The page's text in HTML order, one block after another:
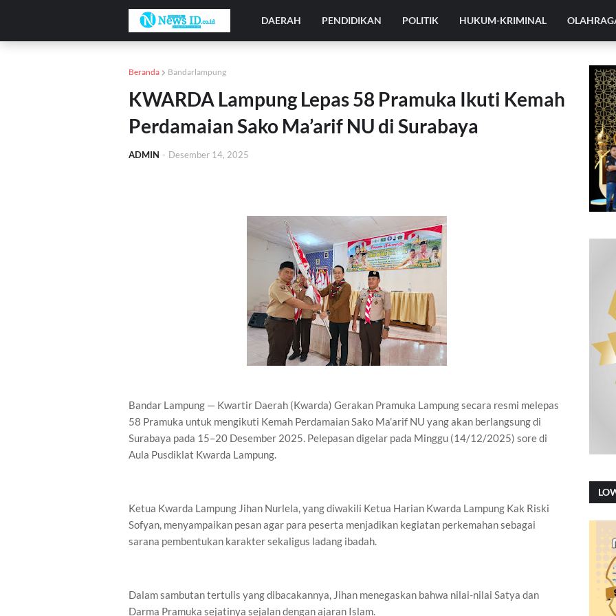
DAERAH PENDIDIKAN POLITIK HUKUM-KRIMINAL
Beranda Bandarlampung
KWARDA Lampung Lepas 58 Pramuka Ikuti Kemah
Perdamaian Sako Ma’arif NU di Surabaya
ADMIN - Desember 14, 2025
Bandar Lampung — Kwartir Daerah (Kwarda) Gerakan Pramuka Lampung secara resmi melepas
58 Pramuka untuk mengikuti Kemah Perdamaian Sako Ma’arif NU yang akan berlangsung di
Surabaya pada 15–20 Desember 2025. Pelepasan digelar pada Minggu (14/12/2025) sore di
Aula Pusdiklat Kwarda Lampung.
Ketua Kwarda Lampung Jihan Nurlela, yang diwakili Ketua Harian Kwarda Lampung Kak Riski
Sofyan, menyampaikan pesan agar para peserta menjadikan kegiatan perkemahan sebagai
sarana pembentukan karakter sekaligus ladang ibadah.
Dalam sambutan tertulis yang dibacakannya, Jihan menegaskan bahwa nilai-nilai Satya dan
Darma Pramuka sejatinya sejalan dengan ajaran Islam.